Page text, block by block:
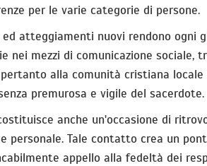
per le varie categorie di persone.
atteggiamenti nuovi rendono ogni
mezzi di comunicazione sociale,
alla comunità cristiana locale
premurosa e vigile del sacerdote.
anche un'occasione di
Tale contatto crea un
appello alla fedeltà dei